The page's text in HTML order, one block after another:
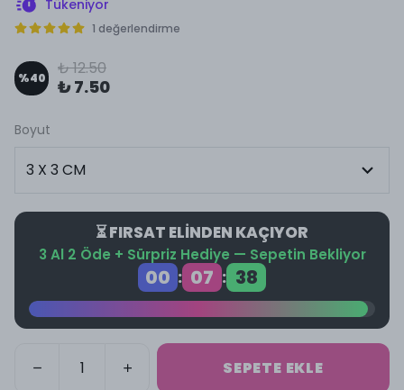
Tükeniyor
1 değerlendirme
%40 ₺ 12.50
₺ 7.50
Boyut
⏳ FIRSAT ELİNDEN KAÇIYOR
3 Al 2 Öde + Sürpriz Hediye — Sepetin Bekliyor
00 : 07 : 37
SEPETE EKLE